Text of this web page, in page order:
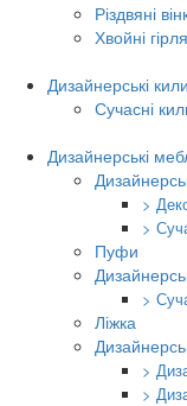
Різдвяні
Хвойні
Дизайнерські
Сучасні
Дизайнерські
>
>
Пуфи
>
Ліжка
>
>